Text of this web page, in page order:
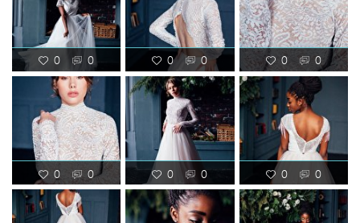
0 0 0 0 0 0
0 0 0 0 0 0